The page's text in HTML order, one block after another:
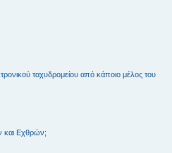
ταχυδρομείου από κάποιο μέλος του
και Εχθρών;